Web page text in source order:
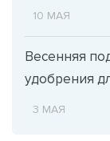
10 МАЯ
Весенняя
удобрения
3 МАЯ